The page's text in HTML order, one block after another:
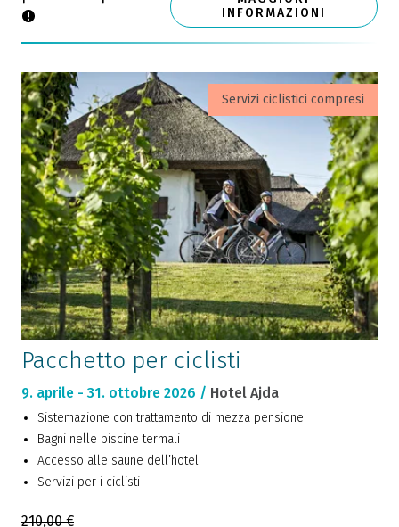
INFORMAZIONI
Servizi ciclistici compresi
Pacchetto per ciclisti
9. aprile - 31. ottobre 2026 / Hotel Ajda
Sistemazione con trattamento di mezza pensione
Bagni nelle piscine termali
Accesso alle saune dell’hotel.
Servizi per i ciclisti
210,00 €